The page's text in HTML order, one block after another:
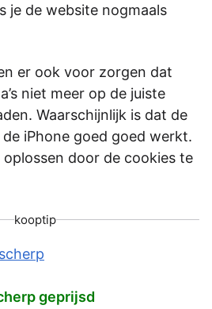
je de website nogmaals
er ook voor zorgen dat
niet meer op de juiste
Waarschijnlijk is dat de
iPhone goed goed werkt.
door de cookies te
kooptip
geprijsd